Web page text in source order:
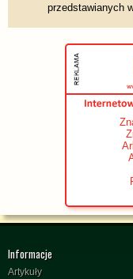
przedstawianych
Informacje
Artykuły